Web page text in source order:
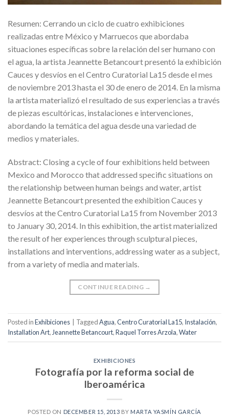
Resumen: Cerrando un ciclo de cuatro exhibiciones
realizadas entre México y Marruecos que abordaba
situaciones específicas sobre la relación del ser humano con
el agua, la artista Jeannette Betancourt presentó la exhibición
Cauces y desvíos en el Centro Curatorial La15 desde el mes
de noviembre 2013 hasta el 30 de enero de 2014. En la misma
la artista materializó el resultado de sus experiencias a través
de piezas escultóricas, instalaciones e intervenciones,
abordando la temática del agua desde una variedad de
medios y materiales.
Abstract: Closing a cycle of four exhibitions held between
Mexico and Morocco that addressed specific situations on
the relationship between human beings and water, artist
Jeannette Betancourt presented the exhibition Cauces y
desvíos at the Centro Curatorial La15 from November 2013
to January 30, 2014. In this exhibition, the artist materialized
the result of her experiences through sculptural pieces,
installations and interventions, addressing water as a subject,
from a variety of media and materials.
CONTINUE READING →
Posted inExhibiciones TaggedAgua,Centro Curatorial La15, Instalación,
Installation Art, Jeannette Betancourt,Raquel Torres Arzola,Water
EXHIBICIONES
Fotografía por la reforma social de
Iberoamérica
POSTED ON DECEMBER 15, 2013 BY MARTA YASMÍN GARCÍA